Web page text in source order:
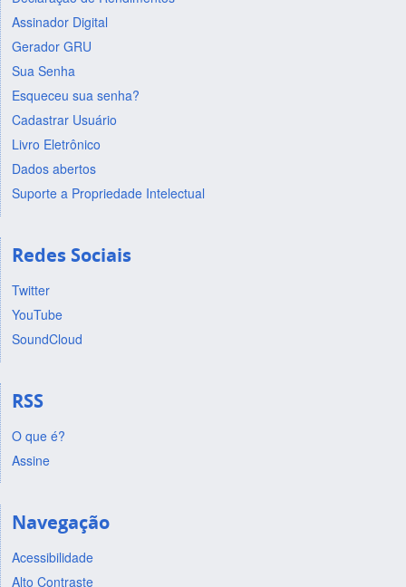
Assinador Digital
Gerador GRU
Sua Senha
Esqueceu sua senha?
Cadastrar Usuário
Livro Eletrônico
Dados abertos
Suporte a Propriedade Intelectual
Redes Sociais
Twitter
YouTube
SoundCloud
RSS
O que é?
Assine
Navegação
Acessibilidade
Alto Contraste